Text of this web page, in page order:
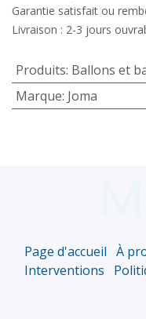
Garantie satisfait ou
Livraison : 2-3 jours
Produits: Ballons et
Marque: Joma
Page d'accueil À
Interventions